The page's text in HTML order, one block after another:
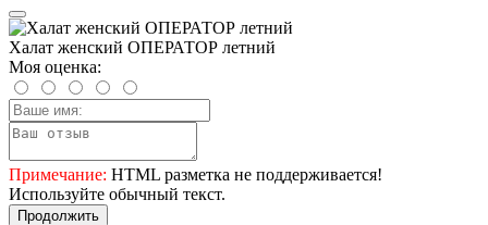
Халат женский ОПЕРАТОР летний
Моя оценка:
Примечание: HTML разметка не поддерживается!
Используйте обычный текст.
Продолжить